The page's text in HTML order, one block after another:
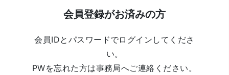
会員登録がお済みの方
会員IDとパスワードでログインしてくださ
い。
PWを忘れた方は事務局へご連絡ください。